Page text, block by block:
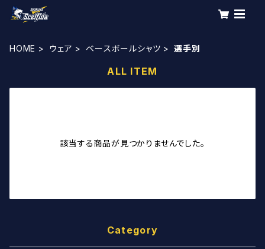
HOME ウェア ベースボールシャツ 選手別
ALL ITEM
該当する商品が見つかりませんでした。
Category